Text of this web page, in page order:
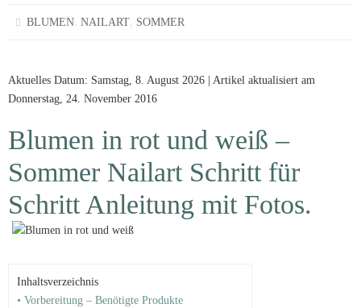
BLUMEN,NAILART, SOMMER
Aktuelles Datum: Samstag, 8. August 2026 | Artikel aktualisiert am
Donnerstag, 24. November 2016
Blumen in rot und weiß –
Sommer Nailart Schritt für
Schritt Anleitung mit Fotos.
Inhaltsverzeichnis
• Vorbereitung – Benötigte Produkte